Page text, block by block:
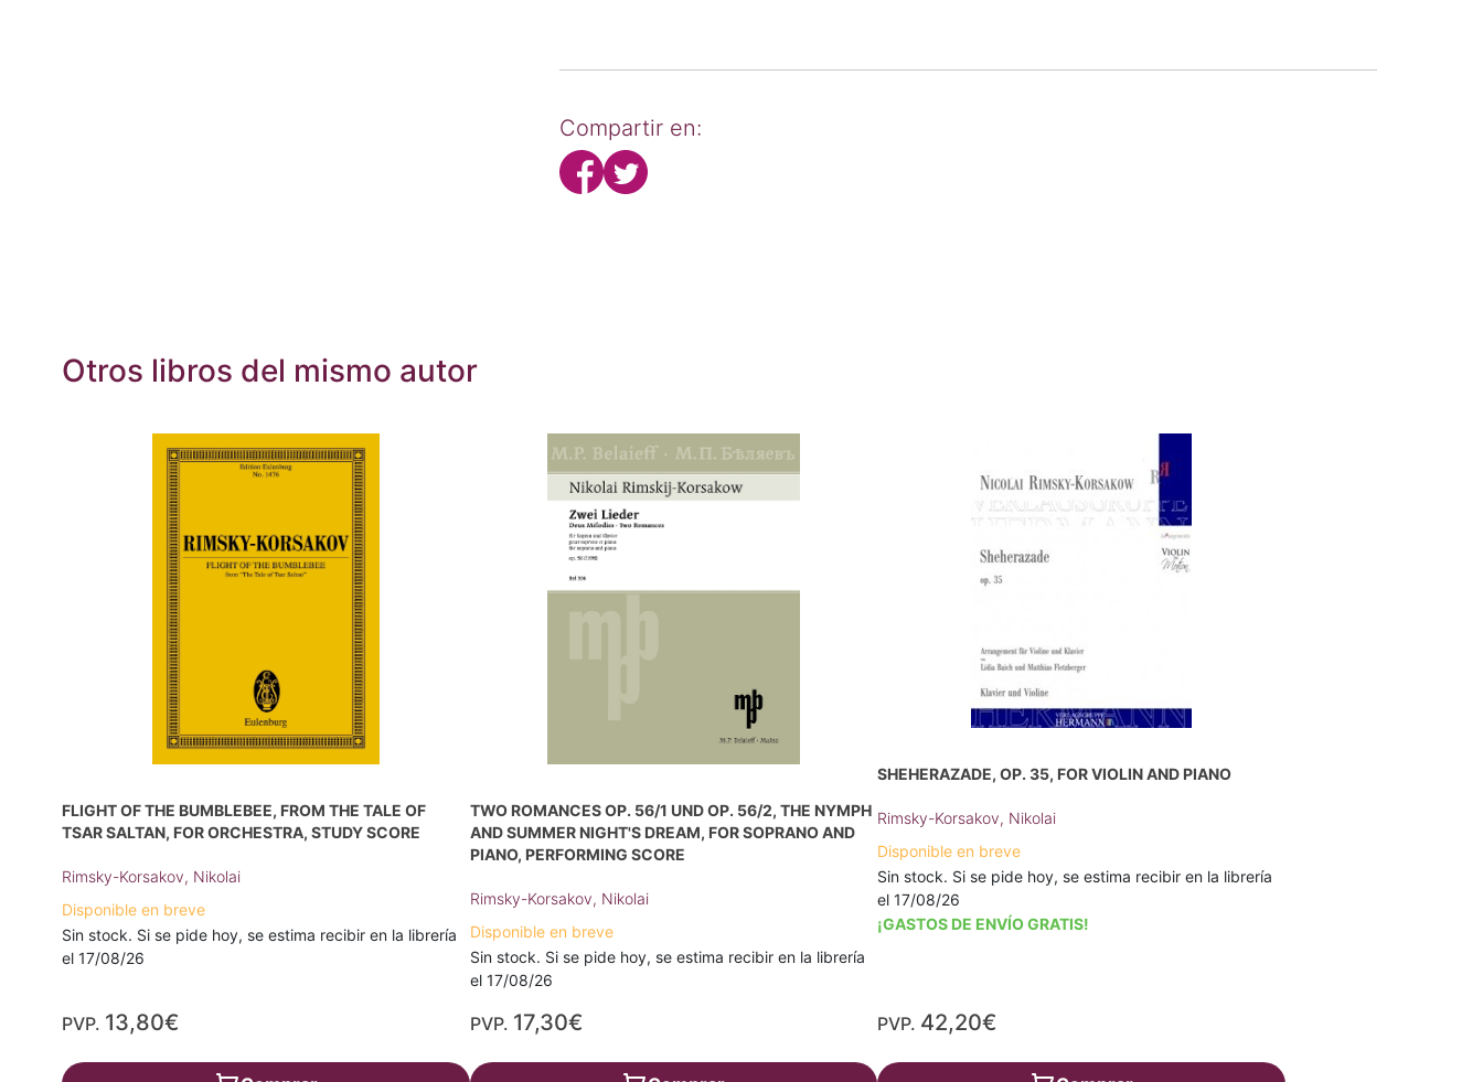
Compartir en:
Otros libros del mismo autor
FLIGHT OF THE BUMBLEBEE, FROM THE TALE OF
TSAR SALTAN, FOR ORCHESTRA, STUDY SCORE
Rimsky-Korsakov, Nikolai
Disponible en breve
Sin stock. Si se pide hoy, se estima recibir en la librería
el 17/08/26
PVP. 13,80€
TWO ROMANCES OP. 56/1 UND OP. 56/2, THE NYMPH
AND SUMMER NIGHT'S DREAM, FOR SOPRANO AND
PIANO, PERFORMING SCORE
Rimsky-Korsakov, Nikolai
Disponible en breve
Sin stock. Si se pide hoy, se estima recibir en la librería
el 17/08/26
PVP. 17,30€
SHEHERAZADE, OP. 35, FOR VIOLIN AND PIANO
Rimsky-Korsakov, Nikolai
Disponible en breve
Sin stock. Si se pide hoy, se estima recibir en la librería
el 17/08/26
¡GASTOS DE ENVÍO GRATIS!
PVP. 42,20€